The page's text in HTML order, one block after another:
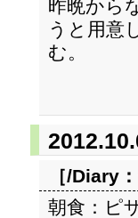
昨晩から
うと用意
む。
［/Diary：
朝食：ピ